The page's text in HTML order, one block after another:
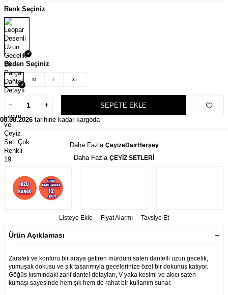
Renk Seçiniz
Beden Seçiniz
S M L XL
SEPETE EKLE
08.08.2026 tarihine kadar kargoda
Daha Fazla ÇeyizeDairHerşey
Daha Fazla ÇEYİZ SETLERİ
Listeye Ekle Fiyat Alarmı Tavsiye Et
Ürün Açıklaması
Zarafeti ve konforu bir araya getiren mürdüm saten dantelli uzun gecelik,
yumuşak dokusu ve şık tasarımıyla gecelerinize özel bir dokunuş katıyor.
Göğüs kısmındaki zarif dantel detayları, V yaka kesimi ve akıcı saten
kumaşı sayesinde hem şık hem de rahat bir kullanım sunar.